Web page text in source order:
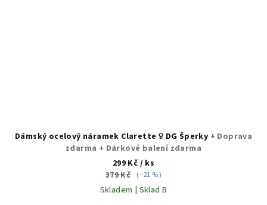
Dámský ocelový náramek Clarette ♀️ DG Šperky + Doprava
zdarma + Dárkové balení zdarma
299 Kč / ks
379 Kč (–21 %)
Skladem | Sklad B